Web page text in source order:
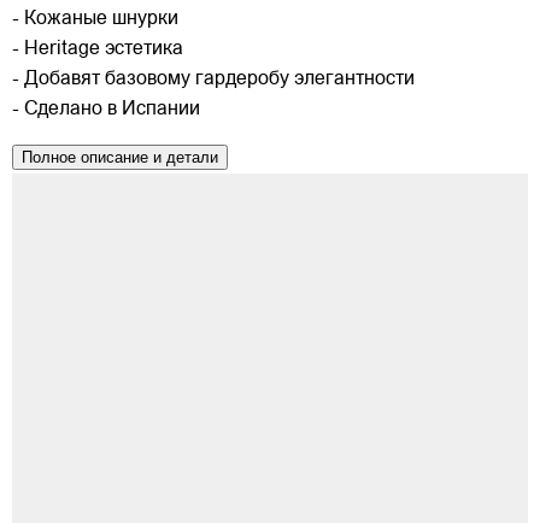
- Кожаные шнурки
- Heritage эстетика
- Добавят базовому гардеробу элегантности
- Сделано в Испании
Полное описание и детали